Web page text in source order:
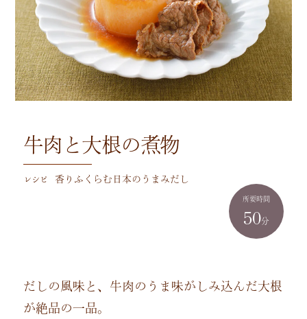
レシピ 香りふくらむ日本のうまみだし
牛肉と大根の煮物
所要時間
50分
だしの風味と、牛肉のうま味がしみ込んだ大根
が絶品の一品。